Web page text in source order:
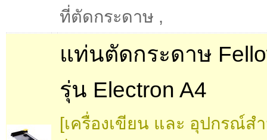
ที่ตัดกระดาษ ,
แท่นตัดกระดาษ
รุ่น Electron A4
[เครื่องเขียน และ อุปกรณ์ส